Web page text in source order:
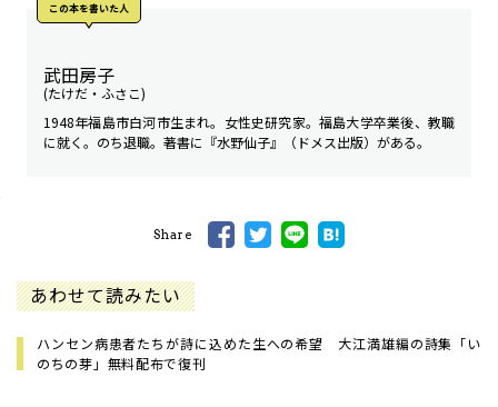
この本を書いた人
武田房子
(たけだ・ふさこ)
1948年福島市白河市生まれ。女性史研究家。福島大学卒業後、教職
に就く。のち退職。著書に『水野仙子』（ドメス出版）がある。
Share
あわせて読みたい
ハンセン病患者たちが詩に込めた生への希望 大江満雄編の詩集「い
のちの芽」無料配布で復刊